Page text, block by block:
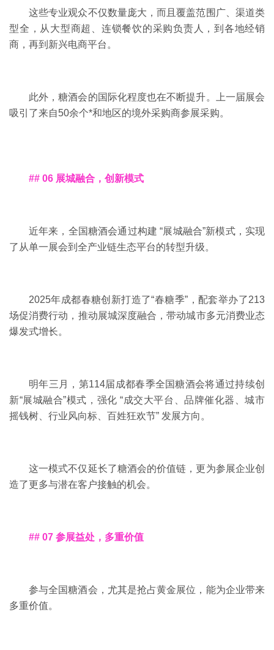
这些专业观众不仅数量庞大，而且覆盖范围广、渠道类
型全，从大型商超、连锁餐饮的采购负责人，到各地经销
商，再到新兴电商平台。
此外，糖酒会的国际化程度也在不断提升。上一届展会
吸引了来自50余个*和地区的境外采购商参展采购。
## 06 展城融合，创新模式
近年来，全国糖酒会通过构建 “展城融合”新模式，实现
了从单一展会到全产业链生态平台的转型升级。
2025年成都春糖创新打造了“春糖季”，配套举办了213
场促消费行动，推动展城深度融合，带动城市多元消费业态
爆发式增长。
明年三月，第114届成都春季全国糖酒会将通过持续创
新“展城融合”模式，强化 “成交大平台、品牌催化器、城市
摇钱树、行业风向标、百姓狂欢节” 发展方向。
这一模式不仅延长了糖酒会的价值链，更为参展企业创
造了更多与潜在客户接触的机会。
## 07 参展益处，多重价值
参与全国糖酒会，尤其是抢占黄金展位，能为企业带来
多重价值。